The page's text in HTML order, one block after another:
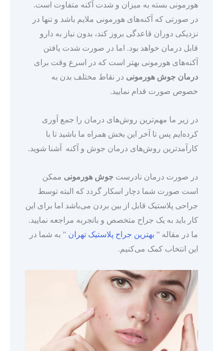
هورمونی بسته به میزان و شدت آکنه متفاوت است.
در صورتی که آکنه‌های هورمونی ملایم باشد و تنها در
نزدیکی دوران قاعدگی بروز کند، بدون نیاز به دارو
قابل درمان خواهد بود. اما در صورت شدت یافتن
آکنه‌های هورمونی بهتر است که در اسرع وقت برای
درمان جوش هورمونی در نقاط مختلف بدن به
خصوص صورت قدام نمایید.
در زیر ما مهم‌ترین روش‌های درمان را جمع آوری
کرده‌ایم پس تا آخر این بخش همراه ما باشید تا با
کارآمدترین روش‌های درمان جوش و آکنه آشنا شوید.
در صورت درمان نادرست جوش هورمونی ممکن
است صورت شما دچار اسکار گردد که البته توسط
جراحی پلاستیک قابل از بین بردن می‌باشد اما برای این
کار باید به یک جراح متخصص و باتجربه مراجعه نمایید.
ما در مقاله ” بهترین جراح پلاستیک تهران ” به شما در
این انتخاب کمک می‌کنیم.